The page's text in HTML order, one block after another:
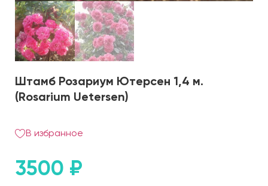
Штамб Розариум Ютерсен 1,4 м.
(Rosarium Uetersen)
В избранное
3500 ₽